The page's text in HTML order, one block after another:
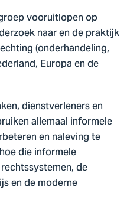
vooruitlopen op
naar en de praktijk
(onderhandeling,
Europa en de
dienstverleners en
allemaal informele
en naleving te
die informele
de
en de moderne